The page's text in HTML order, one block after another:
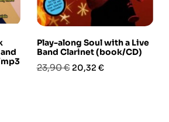
Play-along Soul with a Live
Band Clarinet (book/CD)
Prezzo
23,90 € Prezzo
20,32 €